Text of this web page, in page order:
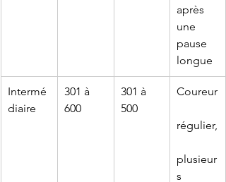
après
une
pause
longue
Intermé
diaire
301 à
600
301 à
500
Coureur
régulier,
plusieur
s